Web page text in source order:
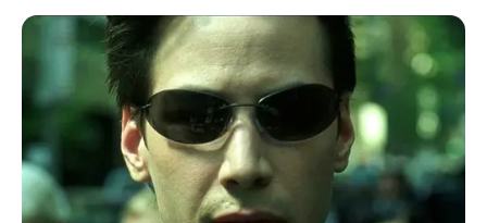
Pronostic Quinté+ : Jipet de
Crepin s’impose comme la base
incontournable à Cherbourg